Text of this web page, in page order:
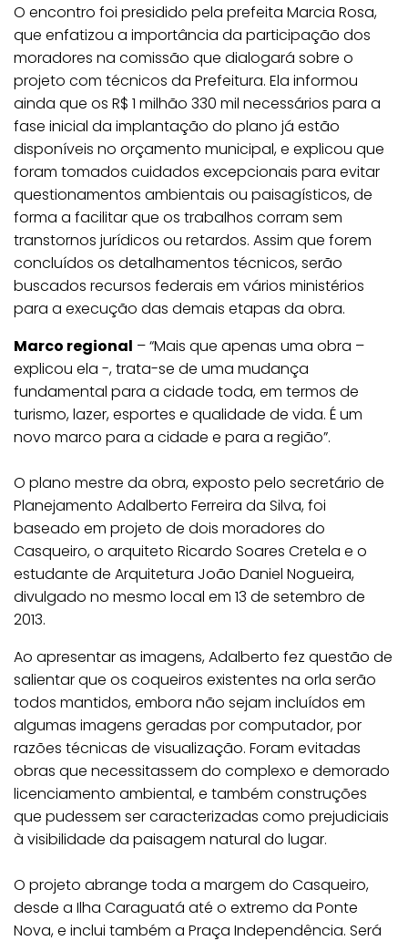
O encontro foi presidido pela prefeita Marcia Rosa,
que enfatizou a importância da participação dos
moradores na comissão que dialogará sobre o
projeto com técnicos da Prefeitura. Ela informou
ainda que os R$ 1 milhão 330 mil necessários para a
fase inicial da implantação do plano já estão
disponíveis no orçamento municipal, e explicou que
foram tomados cuidados excepcionais para evitar
questionamentos ambientais ou paisagísticos, de
forma a facilitar que os trabalhos corram sem
transtornos jurídicos ou retardos. Assim que forem
concluídos os detalhamentos técnicos, serão
buscados recursos federais em vários ministérios
para a execução das demais etapas da obra.
Marco regional – “Mais que apenas uma obra –
explicou ela -, trata-se de uma mudança
fundamental para a cidade toda, em termos de
turismo, lazer, esportes e qualidade de vida. É um
novo marco para a cidade e para a região”.
O plano mestre da obra, exposto pelo secretário de
Planejamento Adalberto Ferreira da Silva, foi
baseado em projeto de dois moradores do
Casqueiro, o arquiteto Ricardo Soares Cretela e o
estudante de Arquitetura João Daniel Nogueira,
divulgado no mesmo local em 13 de setembro de
2013.
Ao apresentar as imagens, Adalberto fez questão de
salientar que os coqueiros existentes na orla serão
todos mantidos, embora não sejam incluídos em
algumas imagens geradas por computador, por
razões técnicas de visualização. Foram evitadas
obras que necessitassem do complexo e demorado
licenciamento ambiental, e também construções
que pudessem ser caracterizadas como prejudiciais
à visibilidade da paisagem natural do lugar.
O projeto abrange toda a margem do Casqueiro,
desde a Ilha Caraguatá até o extremo da Ponte
Nova, e inclui também a Praça Independência. Será